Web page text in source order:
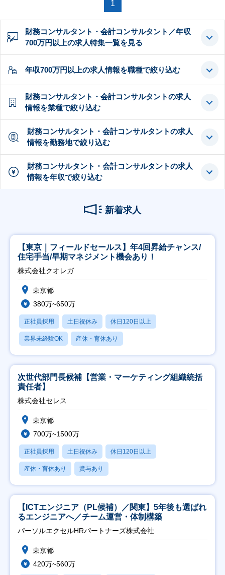
1
財務コンサルタント・会計コンサルタント／年収
700万円以上の求人特集一覧を見る
年収700万円以上の求人情報を職種で絞り込む
財務コンサルタント・会計コンサルタントの求人
情報を業種で絞り込む
財務コンサルタント・会計コンサルタントの求人
情報を勤務地で絞り込む
財務コンサルタント・会計コンサルタントの求人
情報を年収で絞り込む
新着求人
【東京｜フィールドセールス】年4回昇給チャンス/
住宅手当/早期マネジメント機会あり！
株式会社クオレガ
東京都
380万~650万
正社員採用 土日祝休み 休日120日以上
業界未経験OK 産休・育休あり
次世代部門長候補【営業・マーケティング組織統括
責任者】
株式会社セレス
東京都
700万~1500万
正社員採用 土日祝休み 休日120日以上
産休・育休あり 賞与あり
【ICTエンジニア（PL候補）／関東】5年後も選ばれ
るエンジニアへ／チーム運営・体制構築
パーソルエクセルHRパートナーズ株式会社
東京都
420万~560万